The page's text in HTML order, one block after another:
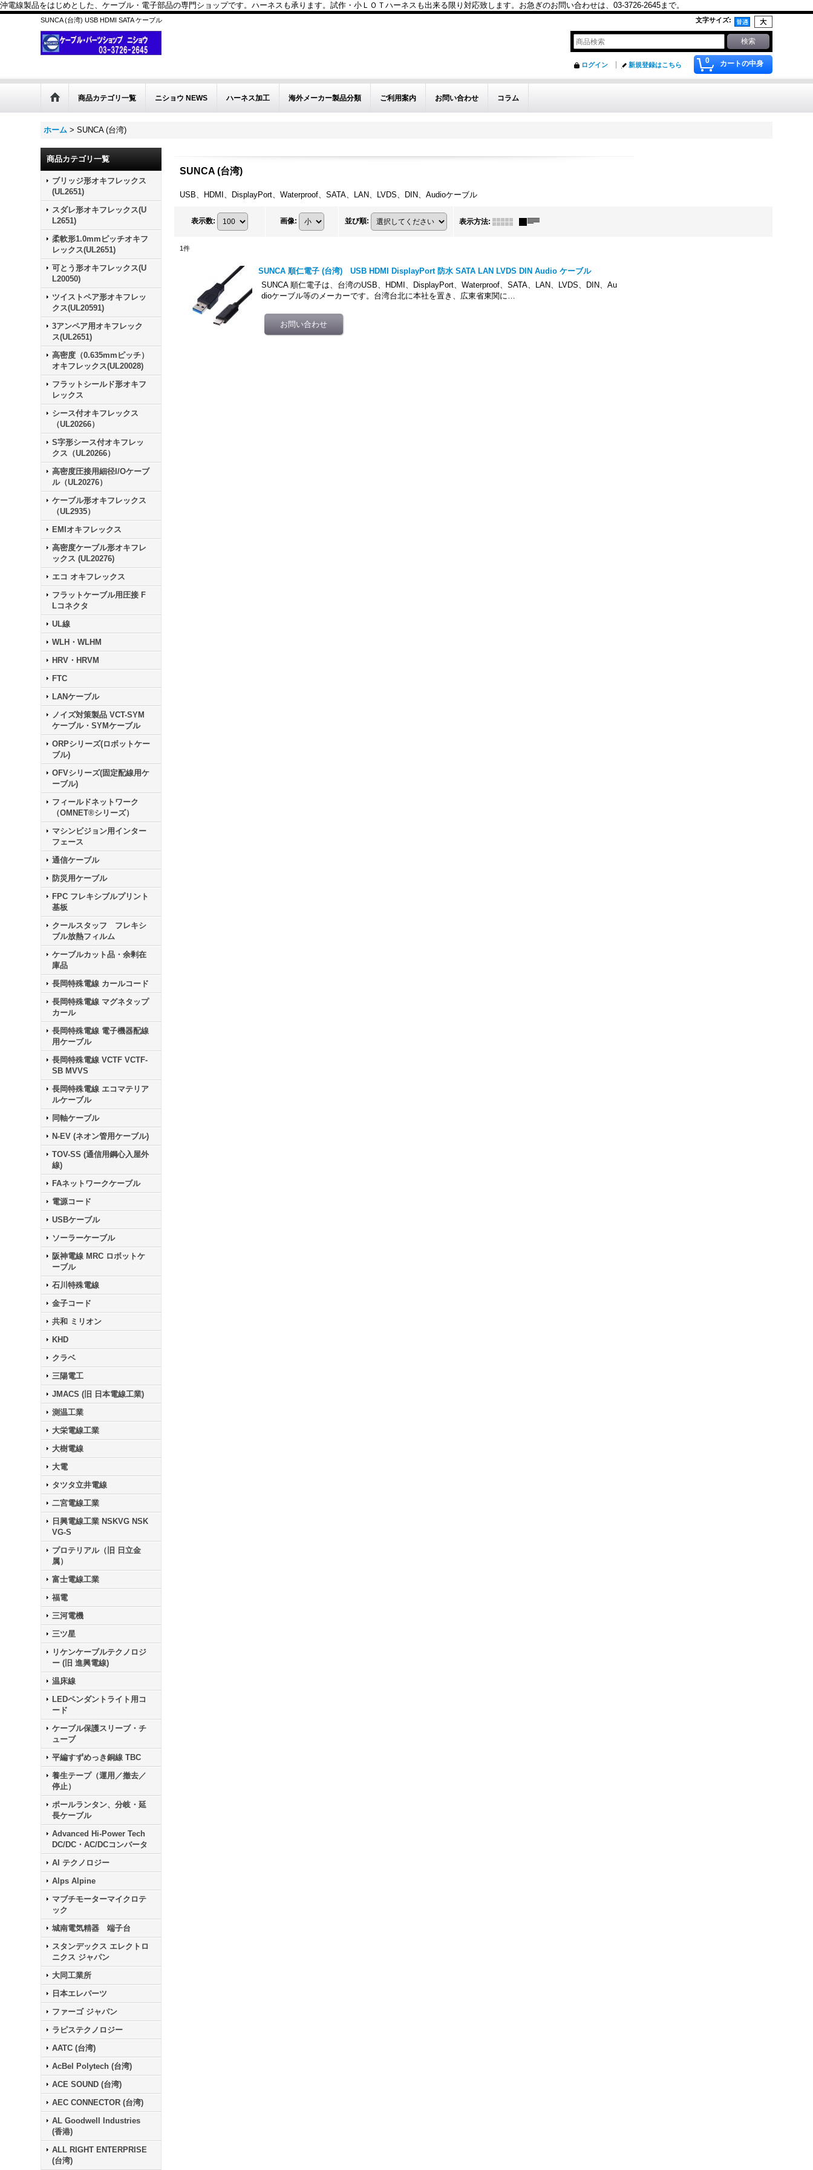
沖電線製品をはじめとした、ケーブル・電子部品の専門ショップです。ハーネスも承ります。試作・小ＬＯＴハーネスも出来る限り対応致します。お急ぎのお問い合わせは、03-3726-2645まで。
SUNCA (台湾) USB HDMI SATA ケーブル 文字サイズ:
0 カートの中身
ログイン 新規登録はこちら
商品カテゴリ一覧 ニショウ NEWS ハーネス加工 海外メーカー製品分類 ご利用案内 お問い合わせ コラム
ホーム > SUNCA (台湾)
商品カテゴリ一覧
ブリッジ形オキフレックス
(UL2651)
スダレ形オキフレックス(U
L2651)
柔軟形1.0mmピッチオキフ
レックス(UL2651)
可とう形オキフレックス(U
L20050)
ツイストペア形オキフレッ
クス(UL20591)
3アンペア用オキフレック
ス(UL2651)
高密度（0.635mmピッチ）
オキフレックス(UL20028)
フラットシールド形オキフ
レックス
シース付オキフレックス
（UL20266）
S字形シース付オキフレッ
クス（UL20266）
高密度圧接用細径I/Oケーブ
ル（UL20276）
ケーブル形オキフレックス
（UL2935）
EMIオキフレックス
高密度ケーブル形オキフレ
ックス (UL20276)
エコ オキフレックス
フラットケーブル用圧接 F
Lコネクタ
UL線
WLH・WLHM
HRV・HRVM
FTC
LANケーブル
ノイズ対策製品 VCT-SYM
ケーブル・SYMケーブル
ORPシリーズ(ロボットケー
ブル)
OFVシリーズ(固定配線用ケ
ーブル)
フィールドネットワーク
（OMNET®シリーズ）
マシンビジョン用インター
フェース
通信ケーブル
防災用ケーブル
FPC フレキシブルプリント
基板
クールスタッフ フレキシ
ブル放熱フィルム
ケーブルカット品・余剰在
庫品
長岡特殊電線 カールコード
長岡特殊電線 マグネタップ
カール
長岡特殊電線 電子機器配線
用ケーブル
長岡特殊電線 VCTF VCTF-
SB MVVS
長岡特殊電線 エコマテリア
ルケーブル
同軸ケーブル
N-EV (ネオン管用ケーブル)
TOV-SS (通信用鋼心入屋外
線)
FAネットワークケーブル
電源コード
USBケーブル
ソーラーケーブル
阪神電線 MRC ロボットケ
ーブル
石川特殊電線
金子コード
共和 ミリオン
KHD
クラベ
三陽電工
JMACS (旧 日本電線工業)
測温工業
大栄電線工業
大樹電線
大電
タツタ立井電線
二宮電線工業
日興電線工業 NSKVG NSK
VG-S
プロテリアル（旧 日立金
属）
富士電線工業
福電
三河電機
三ツ星
リケンケーブルテクノロジ
ー (旧 進興電線)
温床線
LEDペンダントライト用コ
ード
ケーブル保護スリーブ・チ
ューブ
平編すずめっき銅線 TBC
養生テープ（運用／撤去／
停止）
ポールランタン、分岐・延
長ケーブル
Advanced Hi-Power Tech
DC/DC・AC/DCコンバータ
AI テクノロジー
Alps Alpine
マブチモーターマイクロテ
ック
城南電気精器 端子台
スタンデックス エレクトロ
ニクス ジャパン
大同工業所
日本エレパーツ
ファーゴ ジャパン
ラピステクノロジー
AATC (台湾)
AcBel Polytech (台湾)
ACE SOUND (台湾)
AEC CONNECTOR (台湾)
AL Goodwell Industries
(香港)
ALL RIGHT ENTERPRISE
(台湾)
SUNCA (台湾)
USB、HDMI、DisplayPort、Waterproof、SATA、LAN、LVDS、DIN、Audioケーブル
表示数: 画像: 並び順: 表示方法:
1件
SUNCA 順仁電子 (台湾) USB HDMI DisplayPort 防水 SATA LAN LVDS DIN Audio ケーブル
SUNCA 順仁電子は、台湾のUSB、HDMI、DisplayPort、Waterproof、SATA、LAN、LVDS、DIN、Au
dioケーブル等のメーカーです。台湾台北に本社を置き、広東省東関に…